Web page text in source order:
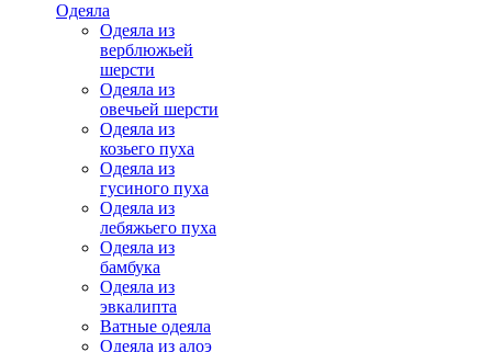
Одеяла
Одеяла из
верблюжьей
шерсти
Одеяла из
овечьей шерсти
Одеяла из
козьего пуха
Одеяла из
гусиного пуха
Одеяла из
лебяжьего пуха
Одеяла из
бамбука
Одеяла из
эвкалипта
Ватные одеяла
Одеяла из алоэ